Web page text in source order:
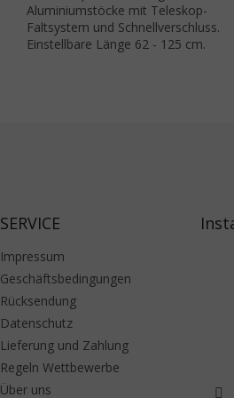
Aluminiumstöcke mit Teleskop-
Faltsystem und Schnellverschluss.
Einstellbare Länge 62 - 125 cm.
SERVICE
Impressum
Geschäftsbedingungen
Rücksendung
Datenschutz
Lieferung und Zahlung
Regeln Wettbewerbe
Über uns